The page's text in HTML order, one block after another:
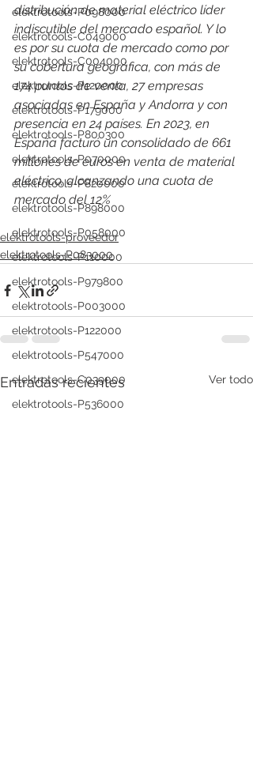
elektrotools-P098000
elektrotools-C049000
elektrotools-C004000
elektrotools-P120000
elektrotools-P179000
elektrotools-P800300
elektrotools-P070000
elektrotools-P820000
elektrotools-P898000
elektrotools-P058000
elektrotools-P110000
elektrotools-P979800
elektrotools-P003000
elektrotools-P122000
elektrotools-P547000
elektrotools-C039000
elektrotools-P536000
distribución de material eléctrico líder
indiscutible del mercado español. Y lo
es por su cuota de mercado como por
su cobertura geográfica, con más de
174 puntos de venta, 27 empresas
asociadas en España y Andorra y con
presencia en 24 países. En 2023, en
España facturó un consolidado de 661
millones de euros en venta de material
eléctrico, alcanzando una cuota de
mercado del 12%
elektrotools-proveedor
elektrotools-P083000
Entradas recientes Ver todo